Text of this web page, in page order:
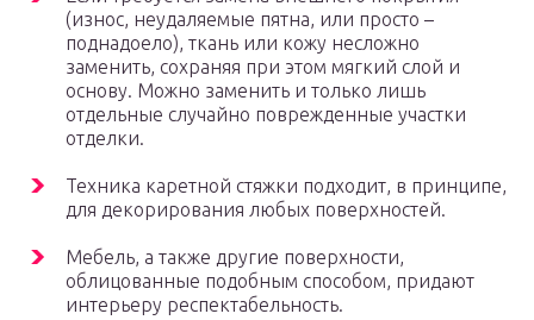
(износ, неудаляемые пятна, или просто –
поднадоело), ткань или кожу несложно
заменить, сохраняя при этом мягкий слой и
основу. Можно заменить и только лишь
отдельные случайно поврежденные участки
отделки.
Техника каретной стяжки подходит, в принципе,
для декорирования любых поверхностей.
Мебель, а также другие поверхности,
облицованные подобным способом, придают
интерьеру респектабельность.